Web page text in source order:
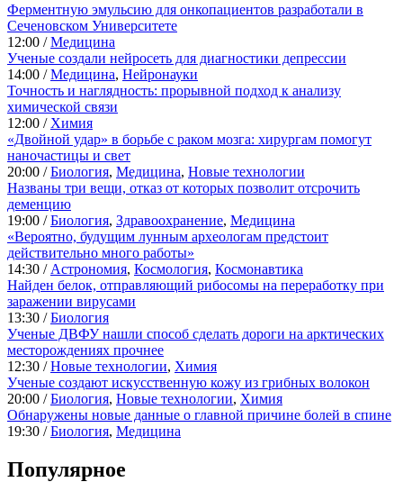
Ферментную эмульсию для онкопациентов разработали в
Сеченовском Университете
12:00 /Медицина
Ученые создали нейросеть для диагностики депрессии
14:00 /Медицина, Нейронауки
Точность и наглядность: прорывной подход к анализу
химической связи
12:00 / Химия
«Двойной удар» в борьбе с раком мозга: хирургам помогут
наночастицы и свет
20:00 /Биология, Медицина, Новые технологии
Названы три вещи, отказ от которых позволит отсрочить
деменцию
19:00 /Биология, Здравоохранение, Медицина
«Вероятно, будущим лунным археологам предстоит
действительно много работы»
14:30 / Астрономия, Космология, Космонавтика
Найден белок, отправляющий рибосомы на переработку при
заражении вирусами
13:30 /Биология
Ученые ДВФУ нашли способ сделать дороги на арктических
месторождениях прочнее
12:30 /Новые технологии, Химия
Ученые создают искусственную кожу из грибных волокон
20:00 /Биология, Новые технологии, Химия
Обнаружены новые данные о главной причине болей в спине
19:30 /Биология, Медицина
Популярное